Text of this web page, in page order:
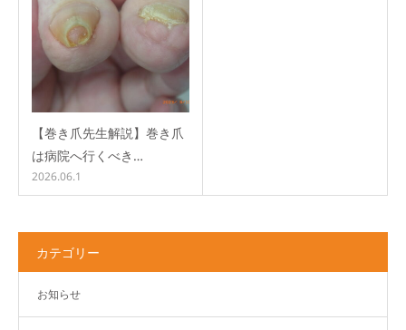
【巻き爪先生解説】巻き爪
は病院へ行くべき…
2026.06.1
カテゴリー
お知らせ